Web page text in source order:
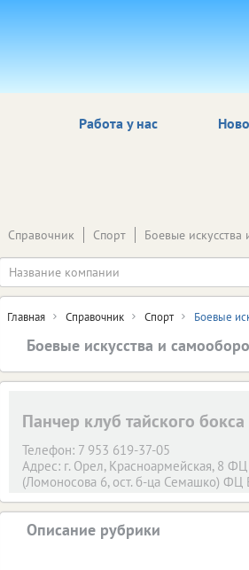
Работа у нас
Справочник Спорт Боевые
Главная Справочник Спорт Боевые
Боевые искусства и
Панчер клуб тайского бокса
Телефон: 7 953 619-37-05
Адрес: г. Орел, Красноармейская, 8
(Ломоносова 6, ост. б-ца Семашко) ФЦ
на микрорайоне Раздольная, 80
Описание рубрики